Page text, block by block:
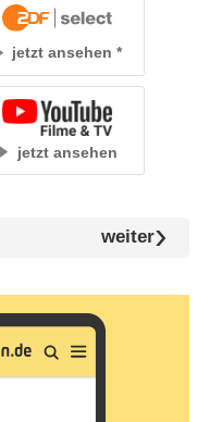
jetzt ansehen
jetzt ansehen
weiter